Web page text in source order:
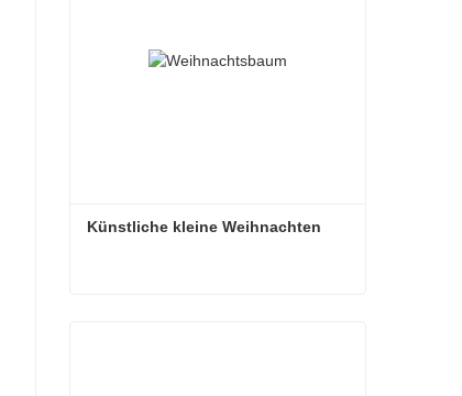
Künstliche kleine Weihnachten